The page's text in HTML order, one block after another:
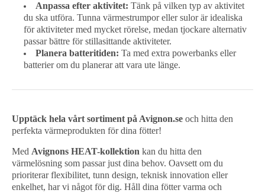
Anpassa efter aktivitet: Tänk på vilken typ av aktivitet
du ska utföra. Tunna värmestrumpor eller sulor är idealiska
för aktiviteter med mycket rörelse, medan tjockare alternativ
passar bättre för stillasittande aktiviteter.
Planera batteritiden: Ta med extra powerbanks eller
batterier om du planerar att vara ute länge.
Upptäck hela vårt sortiment på Avignon.se och hitta den
perfekta värmeprodukten för dina fötter!
Med Avignons HEAT-kollektion kan du hitta den
värmelösning som passar just dina behov. Oavsett om du
prioriterar flexibilitet, tunn design, teknisk innovation eller
enkelhet, har vi något för dig. Håll dina fötter varma och